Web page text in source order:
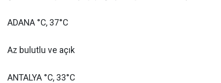
ADANA °C, 37°C
Az bulutlu ve açık
ANTALYA °C, 33°C